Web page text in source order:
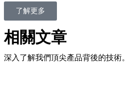
了解更多
相關文章
深入了解我們頂尖產品背後的技術。